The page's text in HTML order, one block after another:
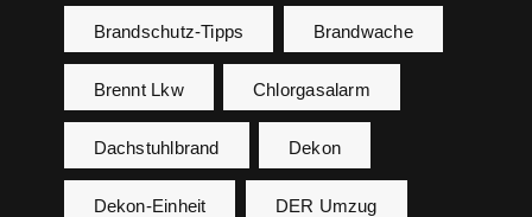
Brandschutz-Tipps Brandwache
Brennt Lkw Chlorgasalarm
Dachstuhlbrand Dekon
Dekon-Einheit DER Umzug